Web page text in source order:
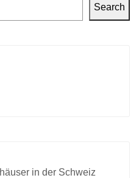
Search
in der Schweiz